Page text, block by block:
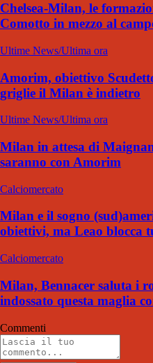
Chelsea-Milan, le
Comotto in mezzo al
Ultime News/Ultima ora
Amorim, obiettivo
griglie il Milan è indietro
Ultime News/Ultima ora
Milan in attesa di
saranno con Amorim
Calciomercato
Milan e il sogno
obiettivi, ma Leao blocca
Calciomercato
Milan, Bennacer saluta i
indossato questa maglia
Commenti